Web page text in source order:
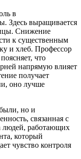
в
Здесь выращивается
Снижение
к существенным
и хлеб. Профессор
что
напрямую влияет
получает
оно лучше
но и
связанная с
людей, работающих
который
чувство контроля